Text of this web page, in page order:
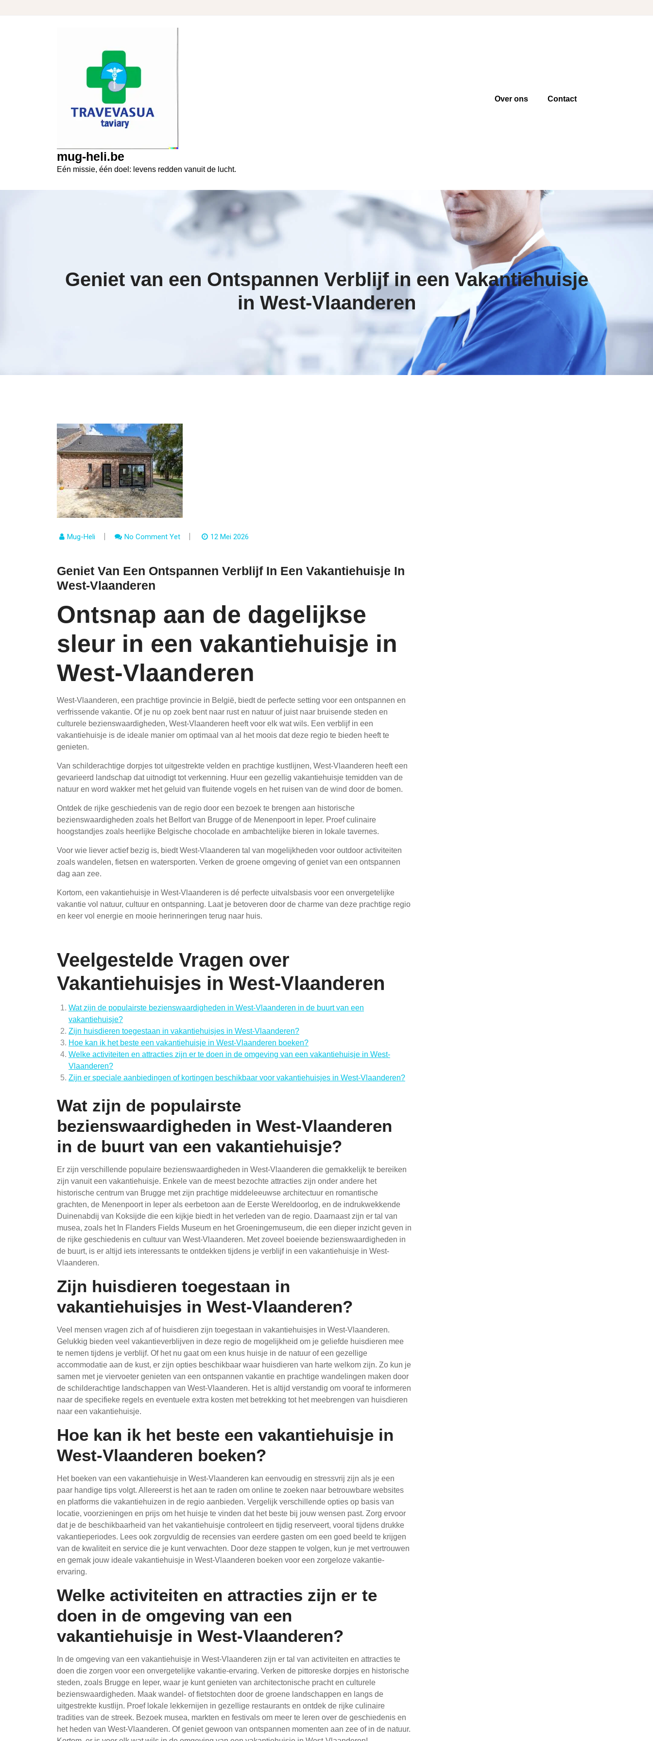
mug-heli.be
Eén missie, één doel: levens redden vanuit de lucht.
Over ons Contact
Geniet van een Ontspannen Verblijf in een Vakantiehuisje
in West-Vlaanderen
Mug-Heli No Comment Yet 12 Mei 2026
Geniet Van Een Ontspannen Verblijf In Een Vakantiehuisje In
West-Vlaanderen
Ontsnap aan de dagelijkse
sleur in een vakantiehuisje in
West-Vlaanderen
West-Vlaanderen, een prachtige provincie in België, biedt de perfecte setting voor een ontspannen en
verfrissende vakantie. Of je nu op zoek bent naar rust en natuur of juist naar bruisende steden en
culturele bezienswaardigheden, West-Vlaanderen heeft voor elk wat wils. Een verblijf in een
vakantiehuisje is de ideale manier om optimaal van al het moois dat deze regio te bieden heeft te
genieten.
Van schilderachtige dorpjes tot uitgestrekte velden en prachtige kustlijnen, West-Vlaanderen heeft een
gevarieerd landschap dat uitnodigt tot verkenning. Huur een gezellig vakantiehuisje temidden van de
natuur en word wakker met het geluid van fluitende vogels en het ruisen van de wind door de bomen.
Ontdek de rijke geschiedenis van de regio door een bezoek te brengen aan historische
bezienswaardigheden zoals het Belfort van Brugge of de Menenpoort in Ieper. Proef culinaire
hoogstandjes zoals heerlijke Belgische chocolade en ambachtelijke bieren in lokale tavernes.
Voor wie liever actief bezig is, biedt West-Vlaanderen tal van mogelijkheden voor outdoor activiteiten
zoals wandelen, fietsen en watersporten. Verken de groene omgeving of geniet van een ontspannen
dag aan zee.
Kortom, een vakantiehuisje in West-Vlaanderen is dé perfecte uitvalsbasis voor een onvergetelijke
vakantie vol natuur, cultuur en ontspanning. Laat je betoveren door de charme van deze prachtige regio
en keer vol energie en mooie herinneringen terug naar huis.
Veelgestelde Vragen over
Vakantiehuisjes in West-Vlaanderen
Wat zijn de populairste bezienswaardigheden in West-Vlaanderen in de buurt van een
vakantiehuisje?
Zijn huisdieren toegestaan ​​in vakantiehuisjes in West-Vlaanderen?
Hoe kan ik het beste een vakantiehuisje in West-Vlaanderen boeken?
Welke activiteiten en attracties zijn er te doen in de omgeving van een vakantiehuisje in West-
Vlaanderen?
Zijn er speciale aanbiedingen of kortingen beschikbaar voor vakantiehuisjes in West-Vlaanderen?
Wat zijn de populairste
bezienswaardigheden in West-Vlaanderen
in de buurt van een vakantiehuisje?
Er zijn verschillende populaire bezienswaardigheden in West-Vlaanderen die gemakkelijk te bereiken
zijn vanuit een vakantiehuisje. Enkele van de meest bezochte attracties zijn onder andere het
historische centrum van Brugge met zijn prachtige middeleeuwse architectuur en romantische
grachten, de Menenpoort in Ieper als eerbetoon aan de Eerste Wereldoorlog, en de indrukwekkende
Duinenabdij van Koksijde die een kijkje biedt in het verleden van de regio. Daarnaast zijn er tal van
musea, zoals het In Flanders Fields Museum en het Groeningemuseum, die een dieper inzicht geven in
de rijke geschiedenis en cultuur van West-Vlaanderen. Met zoveel boeiende bezienswaardigheden in
de buurt, is er altijd iets interessants te ontdekken tijdens je verblijf in een vakantiehuisje in West-
Vlaanderen.
Zijn huisdieren toegestaan ​​in
vakantiehuisjes in West-Vlaanderen?
Veel mensen vragen zich af of huisdieren zijn toegestaan ​​in vakantiehuisjes in West-Vlaanderen.
Gelukkig bieden veel vakantieverblijven in deze regio de mogelijkheid om je geliefde huisdieren mee
te nemen tijdens je verblijf. Of het nu gaat om een knus huisje in de natuur of een gezellige
accommodatie aan de kust, er zijn opties beschikbaar waar huisdieren van harte welkom zijn. Zo kun je
samen met je viervoeter genieten van een ontspannen vakantie en prachtige wandelingen maken door
de schilderachtige landschappen van West-Vlaanderen. Het is altijd verstandig om vooraf te informeren
naar de specifieke regels en eventuele extra kosten met betrekking tot het meebrengen van huisdieren
naar een vakantiehuisje.
Hoe kan ik het beste een vakantiehuisje in
West-Vlaanderen boeken?
Het boeken van een vakantiehuisje in West-Vlaanderen kan eenvoudig en stressvrij zijn als je een
paar handige tips volgt. Allereerst is het aan te raden om online te zoeken naar betrouwbare websites
en platforms die vakantiehuizen in de regio aanbieden. Vergelijk verschillende opties op basis van
locatie, voorzieningen en prijs om het huisje te vinden dat het beste bij jouw wensen past. Zorg ervoor
dat je de beschikbaarheid van het vakantiehuisje controleert en tijdig reserveert, vooral tijdens drukke
vakantieperiodes. Lees ook zorgvuldig de recensies van eerdere gasten om een goed beeld te krijgen
van de kwaliteit en service die je kunt verwachten. Door deze stappen te volgen, kun je met vertrouwen
en gemak jouw ideale vakantiehuisje in West-Vlaanderen boeken voor een zorgeloze vakantie-
ervaring.
Welke activiteiten en attracties zijn er te
doen in de omgeving van een
vakantiehuisje in West-Vlaanderen?
In de omgeving van een vakantiehuisje in West-Vlaanderen zijn er tal van activiteiten en attracties te
doen die zorgen voor een onvergetelijke vakantie-ervaring. Verken de pittoreske dorpjes en historische
steden, zoals Brugge en Ieper, waar je kunt genieten van architectonische pracht en culturele
bezienswaardigheden. Maak wandel- of fietstochten door de groene landschappen en langs de
uitgestrekte kustlijn. Proef lokale lekkernijen in gezellige restaurants en ontdek de rijke culinaire
tradities van de streek. Bezoek musea, markten en festivals om meer te leren over de geschiedenis en
het heden van West-Vlaanderen. Of geniet gewoon van ontspannen momenten aan zee of in de natuur.